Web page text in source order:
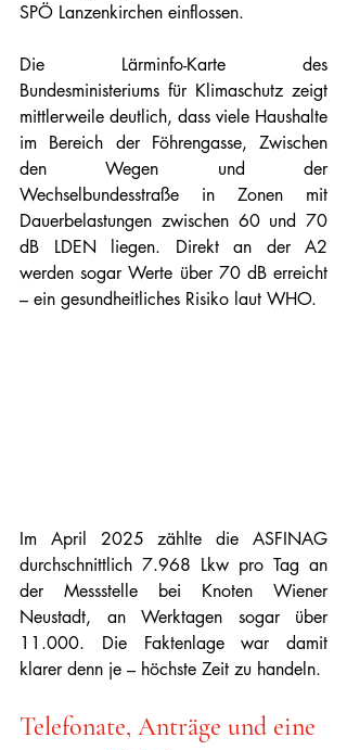
SPÖ Lanzenkirchen einflossen.
Die Lärminfo-Karte des
Bundesministeriums für Klimaschutz zeigt
mittlerweile deutlich, dass viele Haushalte
im Bereich der Föhrengasse, Zwischen
den Wegen und der
Wechselbundesstraße in Zonen mit
Dauerbelastungen zwischen 60 und 70
dB LDEN liegen. Direkt an der A2
werden sogar Werte über 70 dB erreicht
– ein gesundheitliches Risiko laut WHO.
Im April 2025 zählte die ASFINAG
durchschnittlich 7.968 Lkw pro Tag an
der Messstelle bei Knoten Wiener
Neustadt, an Werktagen sogar über
11.000. Die Faktenlage war damit
klarer denn je – höchste Zeit zu handeln.
Telefonate, Anträge und eine